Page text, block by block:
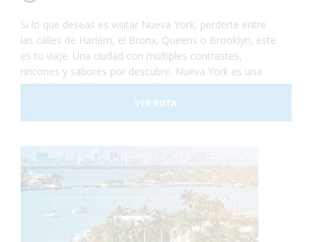
Si lo que deseas es visitar Nueva York, perderte entre
las calles de Harlem, el Bronx, Queens o Brooklyn, este
es tu viaje. Una ciudad con múltiples contrastes,
rincones y sabores por descubrir. Nueva York es una
ciudad accesible, que se puede recorrer en transporte
público totalmente adaptado, podrás rodar con tu silla
de ruedas sin problemas, visitar la Estatua de la
adaptado para conocer Washington en un día. ¡Es una
ciudad a la que podrás viajar en cualquier época del
año y seguro que no te arrepentirás!
VER RUTA